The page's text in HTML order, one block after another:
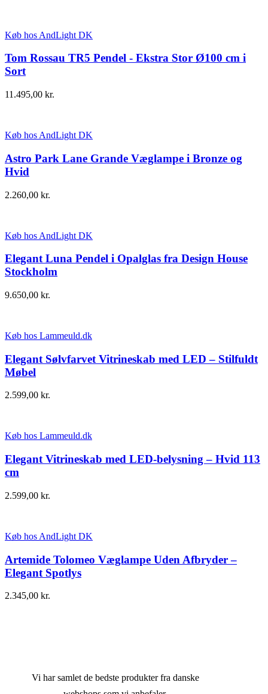
Køb hos AndLight DK
Tom Rossau TR5 Pendel - Ekstra Stor Ø100 cm i
Sort
11.495,00 kr.
Køb hos AndLight DK
Astro Park Lane Grande Væglampe i Bronze og
Hvid
2.260,00 kr.
Køb hos AndLight DK
Elegant Luna Pendel i Opalglas fra Design House
Stockholm
9.650,00 kr.
Køb hos Lammeuld.dk
Elegant Sølvfarvet Vitrineskab med LED – Stilfuldt
Møbel
2.599,00 kr.
Køb hos Lammeuld.dk
Elegant Vitrineskab med LED-belysning – Hvid 113
cm
2.599,00 kr.
Køb hos AndLight DK
Artemide Tolomeo Væglampe Uden Afbryder –
Elegant Spotlys
2.345,00 kr.
Vi har samlet de bedste produkter fra danske